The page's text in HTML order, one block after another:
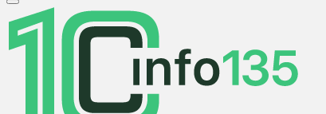
Primary
Menu